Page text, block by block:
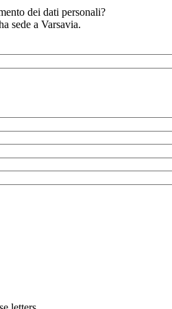
dei dati personali?
sede a Varsavia.